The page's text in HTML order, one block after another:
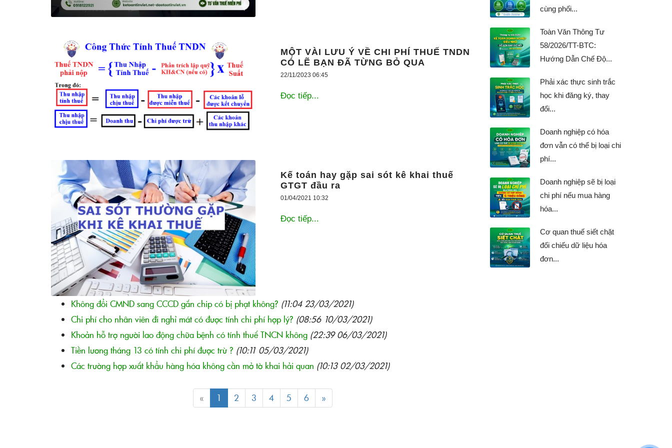
MỘT VÀI LƯU Ý VỀ CHI PHÍ THUẾ TNDN
CÓ LẼ BẠN ĐÃ TỪNG BỎ QUA
22/11/2023 06:45
Đọc tiếp...
Kế toán hay gặp sai sót kê khai thuế
GTGT đầu ra
01/04/2021 10:32
Đọc tiếp...
Không đổi CMND sang CCCD gắn chip có bị phạt không? (11:04 23/03/2021)
Chi phí cho nhân viên đi nghỉ mát có được tính chi phí hợp lý? (08:56 10/03/2021)
Khoản hỗ trợ người lao động chữa bệnh có tính thuế TNCN không (22:39 06/03/2021)
Tiền lương tháng 13 có tính chi phí được trừ ? (10:11 05/03/2021)
Các trường hợp xuất khẩu hàng hóa không cần mở tờ khai hải quan (10:13 02/03/2021)
« 1 2 3 4 5 6 »
cùng phối...
Toàn Văn Thông Tư
58/2026/TT-BTC:
Hướng Dẫn Chế Độ...
Phải xác thực sinh trắc
học khi đăng ký, thay
đổi...
Doanh nghiệp có hóa
đơn vẫn có thể bị loại chi
phí...
Doanh nghiệp sẽ bị loại
chi phí nếu mua hàng
hóa...
Cơ quan thuế siết chặt
đối chiếu dữ liệu hóa
đơn...